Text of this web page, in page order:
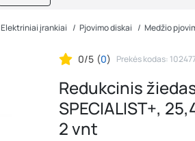
MOKIBLOGAS IŠPARDAVIMAS
Elektriniai įrankiai Pjovimo diskai Medžio
0/5 (0) Prekės kodas:
Redukcinis
SPECIALIST+,
2 vnt